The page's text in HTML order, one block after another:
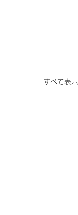
すべて表示